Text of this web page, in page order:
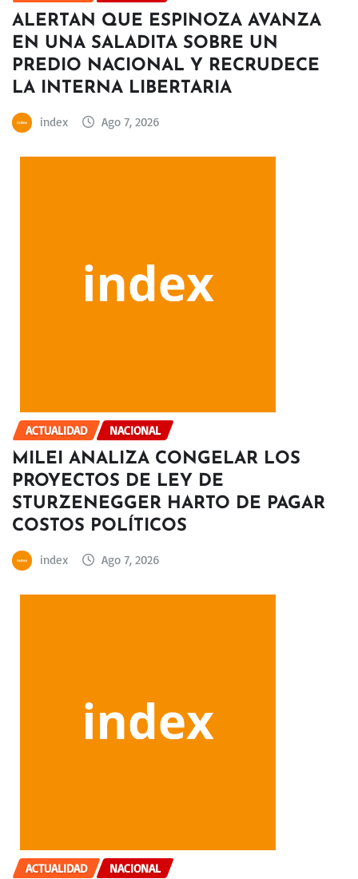
ALERTAN QUE ESPINOZA AVANZA
EN UNA SALADITA SOBRE UN
PREDIO NACIONAL Y RECRUDECE
LA INTERNA LIBERTARIA
index Ago 7, 2026
ACTUALIDAD NACIONAL
MILEI ANALIZA CONGELAR LOS
PROYECTOS DE LEY DE
STURZENEGGER HARTO DE PAGAR
COSTOS POLÍTICOS
index Ago 7, 2026
ACTUALIDAD NACIONAL